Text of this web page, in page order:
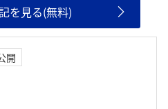
を見る(無料)
開